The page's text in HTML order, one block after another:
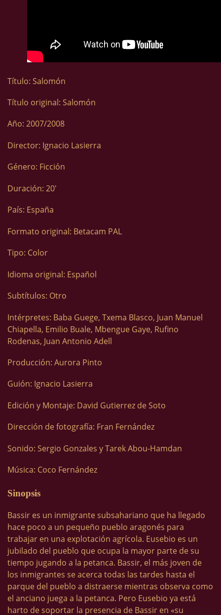
Título: Salomón
Título original: Salomón
Año: 2007/2008
Director: Ignacio Lasierra
Género: Ficción
Duración: 20′
País: España
Formato original: Betacam PAL
Tipo: Color
Idioma original: Español
Subtítulos: Otro
Intérpretes: Baba Guege, Txema Blasco, Juan Manuel
Chiapella, Emilio Buale, Mbengue Gaye, Rufino
Rodenas, Juan Antonio Adell
Producción: Aurora Pinto
Guión: Ignacio Lasierra
Edición y Montaje: David Gutierrez de Soto
Dirección de fotografía: Fran Fernández
Sonido: Sergio Gonzales y Tarek Abou-Hamdan
Música: Coco Fernández
Sinopsis
Bassir es un inmigrante subsahariano que ha llegado
hace poco a un pequeño pueblo aragonés para
trabajar en una explotación agrícola. Eusebio es un
jubilado del pueblo que ocupa la mayor parte de su
tiempo jugando a la petanca. Bassir, el más joven de
los inmigrantes se acerca todas las tardes hasta el
parque del pueblo a distraerse mientras observa como
el anciano juega a la petanca. Pero Eusebio ya está
harto de soportar la presencia de Bassir en «su